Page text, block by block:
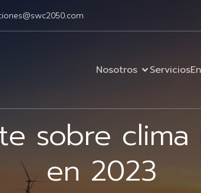
Nosotros Servicios
sobre
en 2023